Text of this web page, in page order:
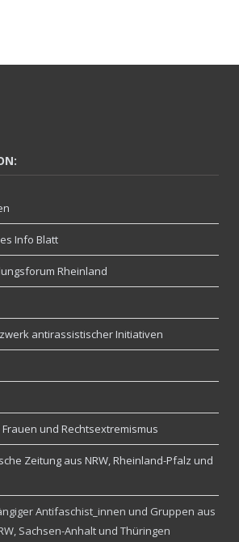
Info Blatt
Rheinland
antirassistischer Initiativen
und Rechtsextremismus
Zeitung aus NRW, Rheinland-Pfalz und
Antifaschist_innen und Gruppen aus
Sachsen-Anhalt und Thüringen